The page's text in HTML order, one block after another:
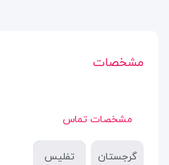
مشخصات
مشخصات تماس
گرجستان تفلیس